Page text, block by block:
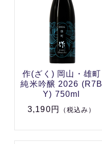
作(ざく) 岡山・雄町
純米吟醸 2026 (R7B
Y) 750ml
3,190円
（税込み）